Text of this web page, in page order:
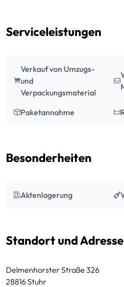
Serviceleistungen
Verkauf von Umzugs-
und
Verpackungsmaterial
Paketannahme
Besonderheiten
Aktenlagerung
Standort und Adresse
Delmenhorster Straße 326
28816 Stuhr